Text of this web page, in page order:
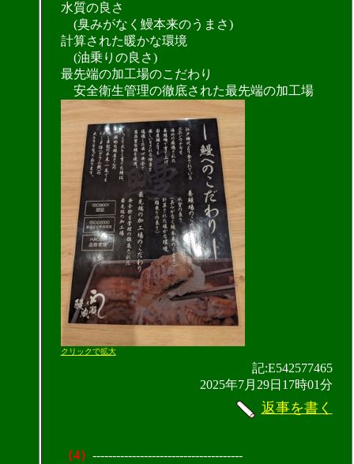
水質の良さ
(臭みがなく鰻本来のうまさ)
計算された暖かな環境
(油乗りの良さ)
最先端の加工場のこだわり
安全衛生管理の徹底された最先端の加工場
クリックで拡大
記:E542577465
2025年7月29日17時01分
返事を書く
（4） --------------------------------------